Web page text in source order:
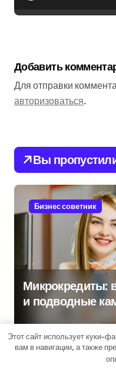
Добавить
Для отправки
авторизоваться.
Вы
Бизнес советник
Микрокредиты:
и подводные
Этот сайт использует куки-
вам в навигации, а также